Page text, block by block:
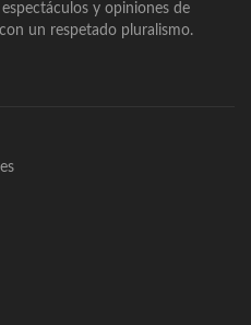
y opiniones de
un respetado pluralismo.